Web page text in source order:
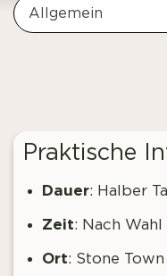
Allgemein
Praktische
Dauer: Halber
Zeit: Nach Wahl
Ort: Stone